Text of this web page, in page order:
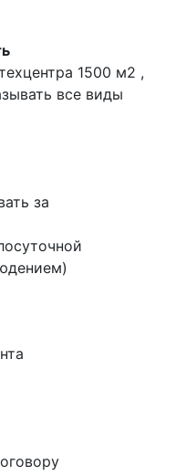
1500 м2 ,
все виды
за